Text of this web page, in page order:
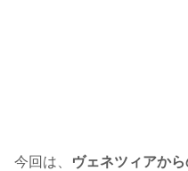
今回は、 ヴェネツィアか